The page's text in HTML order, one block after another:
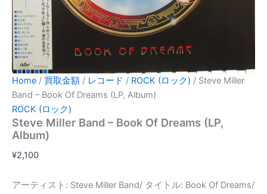
Home / 買取金額 / レコード / ROCK (ロック) / Steve Miller
Band – Book Of Dreams (LP, Album)
ROCK (ロック)
Steve Miller Band – Book Of Dreams (LP,
Album)
¥2,100
アーティスト: Steve Miller Band/ タイトル: Book Of Dreams/